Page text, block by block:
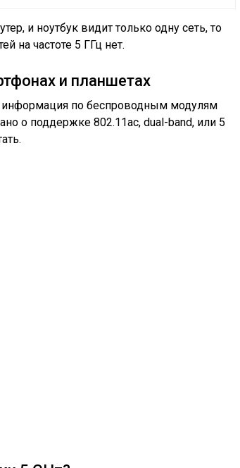
и ноутбук видит только одну сеть, то
на частоте 5 ГГц нет.
и планшетах
информация по беспроводным модулям
о поддержке 802.11ac, dual-band, или 5